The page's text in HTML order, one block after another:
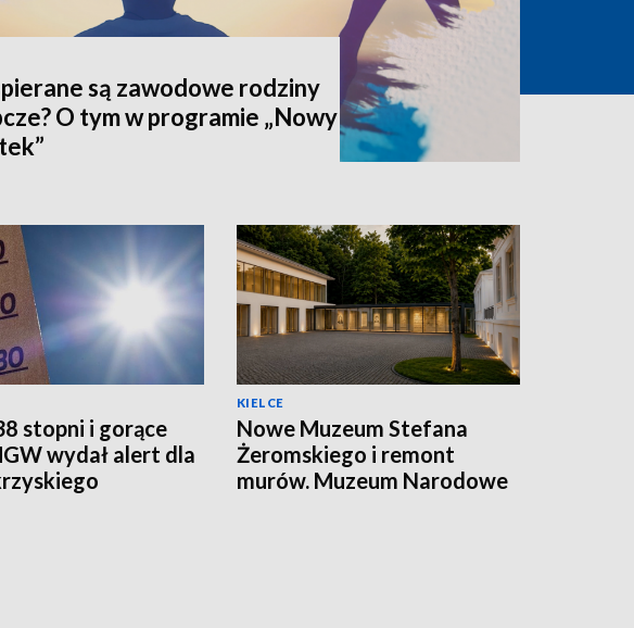
są zawodowe rodziny
O tym w programie „Nowy
stopni i gorące
wydał alert dla
KIELCE
Nowe Muzeum Stefana
Żeromskiego i remont
murów. Muzeum Narodowe